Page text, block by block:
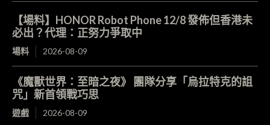
【場料】HONOR Robot Phone 12/8 發佈但香港未
必出？代理：正努力爭取中
場料 2026-08-09
《魔獸世界：至暗之夜》 團隊分享「烏拉特克的詛
咒」新首領戰巧思
遊戲 2026-08-09